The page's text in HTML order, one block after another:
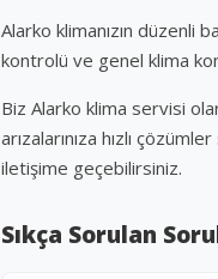
Alarko klimanızın düzenli
kontrolü ve genel klima
Biz Alarko klima servisi
arızalarınıza hızlı
iletişime geçebilirsiniz.
Sıkça Sorulan